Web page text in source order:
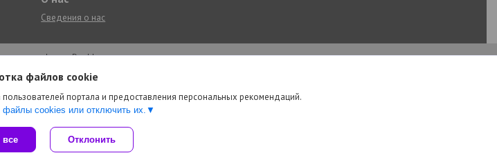
Сведения о нас
на платформе Deal.by
файлов cookie
портала и предоставления персональных рекомендаций.
файлы cookies или отключить их.
все Отклонить
магазин |Пожаловаться на контент
Language ▼